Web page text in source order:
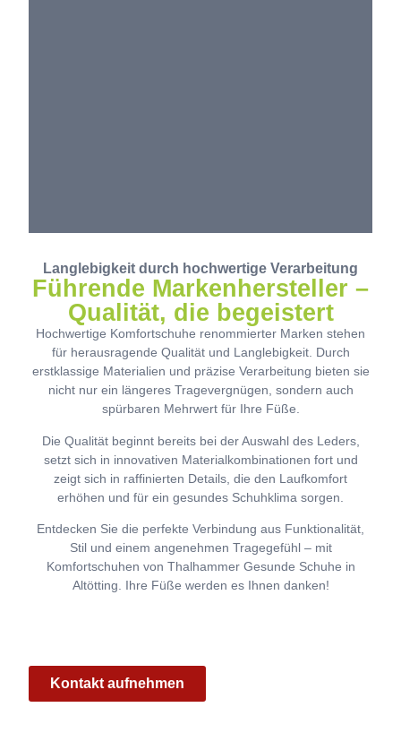
Langlebigkeit durch hochwertige Verarbeitung
Führende Markenhersteller –
Qualität, die begeistert
Hochwertige Komfortschuhe renommierter Marken stehen
für herausragende Qualität und Langlebigkeit. Durch
erstklassige Materialien und präzise Verarbeitung bieten sie
nicht nur ein längeres Tragevergnügen, sondern auch
spürbaren Mehrwert für Ihre Füße.
Die Qualität beginnt bereits bei der Auswahl des Leders,
setzt sich in innovativen Materialkombinationen fort und
zeigt sich in raffinierten Details, die den Laufkomfort
erhöhen und für ein gesundes Schuhklima sorgen.
Entdecken Sie die perfekte Verbindung aus Funktionalität,
Stil und einem angenehmen Tragegefühl – mit
Komfortschuhen von Thalhammer Gesunde Schuhe in
Altötting. Ihre Füße werden es Ihnen danken!
Kontakt aufnehmen